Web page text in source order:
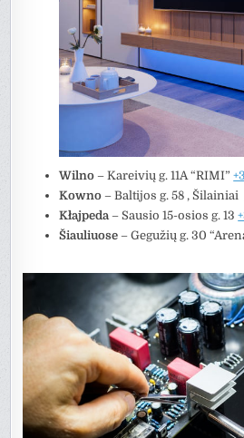
Wilno – Kareivių g. 11A “RIMI”
Kowno – Baltijos g. 58 , Šilainiai
Kłajpeda– Sausio 15-osios g. 13
Šiauliuose – Gegužių g. 30